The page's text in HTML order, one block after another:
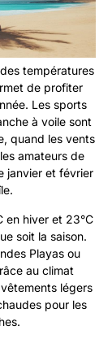
températures
de profiter
Les sports
à voile sont
quand les vents
amateurs de
janvier et février
en hiver et 23°C
soit la saison.
Playas ou
au climat
légers
pour les